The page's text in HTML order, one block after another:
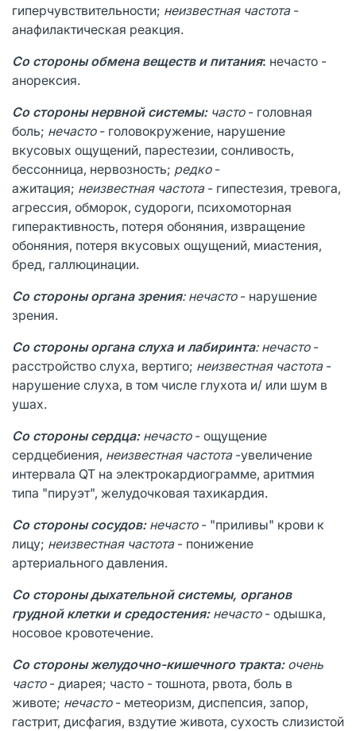
гиперчувствительности; неизвестная частота-
анафилактическая реакция.
Со стороны обмена веществ и питания: нечасто -
анорексия.
Со стороны нервной системы: часто- головная
боль; нечасто- головокружение, нарушение
вкусовых ощущений, парестезии, сонливость,
бессонница, нервозность; редко-
ажитация; неизвестная частота- гипестезия, тревога,
агрессия, обморок, судороги, психомоторная
гиперактивность, потеря обоняния, извращение
обоняния, потеря вкусовых ощущений, миастения,
бред, галлюцинации.
Со стороны органа зрения: нечасто- нарушение
зрения.
Со стороны органа слуха и лабиринта: нечасто-
расстройство слуха, вертиго; неизвестная частота-
нарушение слуха, в том числе глухота и/ или шум в
ушах.
Со стороны сердца:нечасто- ощущение
сердцебиения, неизвестная частота-увеличение
интервала QT на электрокардиограмме, аритмия
типа "пируэт", желудочковая тахикардия.
Со стороны сосудов: нечасто- "приливы" крови к
лицу; неизвестная частота- понижение
артериального давления.
Со стороны дыхательной системы, органов
грудной клетки и средостения:нечасто- одышка,
носовое кровотечение.
Со стороны желудочно-кишечного тракта: очень
часто- диарея; часто - тошнота, рвота, боль в
животе; нечасто- метеоризм, диспепсия, запор,
гастрит, дисфагия, вздутие живота, сухость слизистой